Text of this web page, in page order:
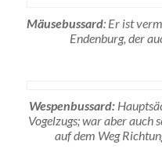
Mäusebussard: Er ist
Endenburg, der
Wespenbussard:
Vogelzugs; war aber auch
auf dem Weg